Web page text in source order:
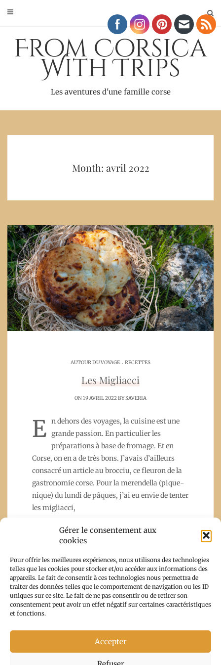
Gérer le consentement aux
cookies
Pour offrir les meilleures expériences, nous utilisons des technologies
telles que les cookies pour stocker et/ou accéder aux informations des
appareils. Le fait de consentir à ces technologies nous permettra de
traiter des données telles que le comportement de navigation ou les ID
uniques sur ce site. Le fait de ne pas consentir ou de retirer son
consentement peut avoir un effet négatif sur certaines caractéristiques
et fonctions.
Accepter
From Corsica
With Trips
Les aventures d'une famille corse
Month: avril 2022
AUTOUR DU VOYAGE. RECETTES
Les Migliacci
ON 19 AVRIL 2022 BYSAVERIA
E n dehors des voyages, la cuisine est une
grande passion. En particulier les
préparations à base de fromage. Et en
Corse, on en a de très bons. J’avais d’ailleurs
consacré un article au brocciu, ce fleuron de la
gastronomie corse. Pour la merendella (pique-
nique) du lundi de pâques, j’ai eu envie de tenter
les migliacci,
Read More
Copyright From Corsica With Trips 2026 |Theme by